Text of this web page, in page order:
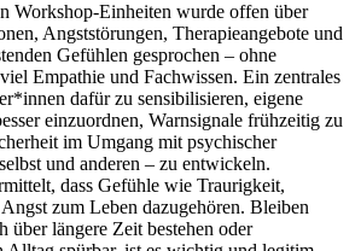
Workshop-Einheiten wurde offen über
Angststörungen, Therapieangebote und
Gefühlen gesprochen – ohne
Empathie und Fachwissen. Ein zentrales
dafür zu sensibilisieren, eigene
einzuordnen, Warnsignale frühzeitig zu
im Umgang mit psychischer
und anderen – zu entwickeln.
dass Gefühle wie Traurigkeit,
zum Leben dazugehören. Bleiben
über längere Zeit bestehen oder